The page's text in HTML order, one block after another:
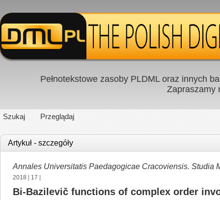
Pełnotekstowe zasoby PLDML oraz innych
Zapraszamy
Szukaj Przeglądaj
Artykuł - szczegóły
Annales Universitatis Paedagogicae Cracoviensis. Studia
2018 17
Bi-Bazilevič functions of complex order